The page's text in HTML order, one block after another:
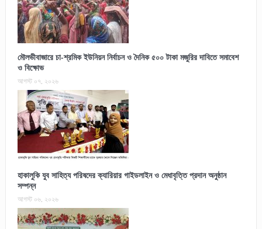
মৌলভীবাজারে চা-শ্রমিক ইউনিয়ন নির্বাচন ও দৈনিক ৫০০ টাকা মজুরির দাবিতে সমাবেশ
ও বিক্ষোভ
আগস্ট ০৭, ২০২৬
হাকালুকি যুব সাহিত্য পরিষদের ক্যারিয়ার গাইডলাইন ও মেধাবৃত্তি প্রদান অনুষ্ঠান
সম্পন্ন
আগস্ট ০৬, ২০২৬